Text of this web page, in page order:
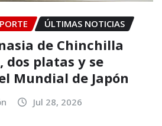
ÚLTIMAS NOTICIAS
de Chinchilla
dos platas y se
Mundial de Japón
Jul 28, 2026